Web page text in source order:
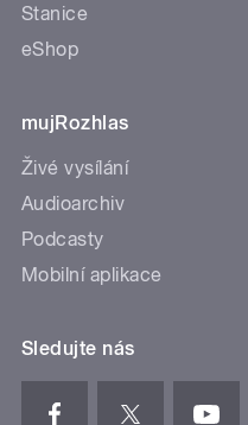
Stanice
eShop
mujRozhlas
Živé vysílání
Audioarchiv
Podcasty
Mobilní aplikace
Sledujte nás